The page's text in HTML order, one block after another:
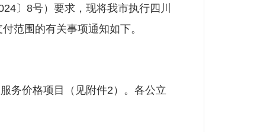
〕8号）要求，现将我市执行四川
范围的有关事项通知如下。
务价格项目（见附件2）。各公立